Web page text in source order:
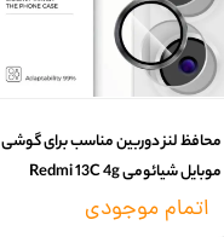
محافظ لنز دوربین مناسب برای گوشی
موبایل شیائومی Redmi 13C 4g
اتمام موجودی